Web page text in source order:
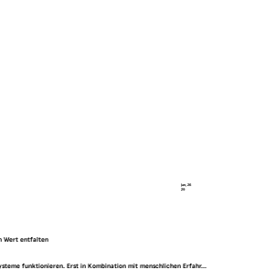
Jan, 26
29
Wert entfalten
funktionieren. Erst in Kombination mit menschlichen Erfahr...